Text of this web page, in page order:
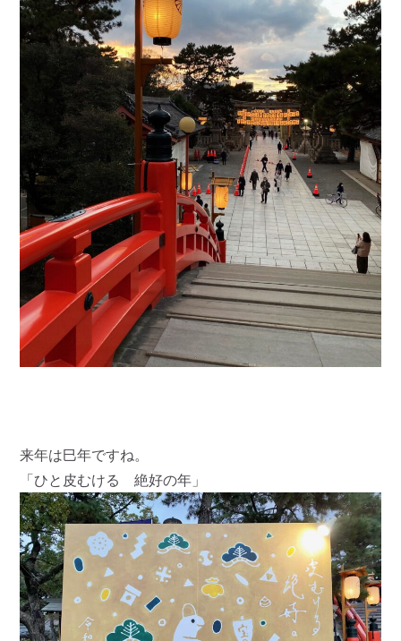
来年は巳年ですね。
「ひと皮むける 絶好の年」